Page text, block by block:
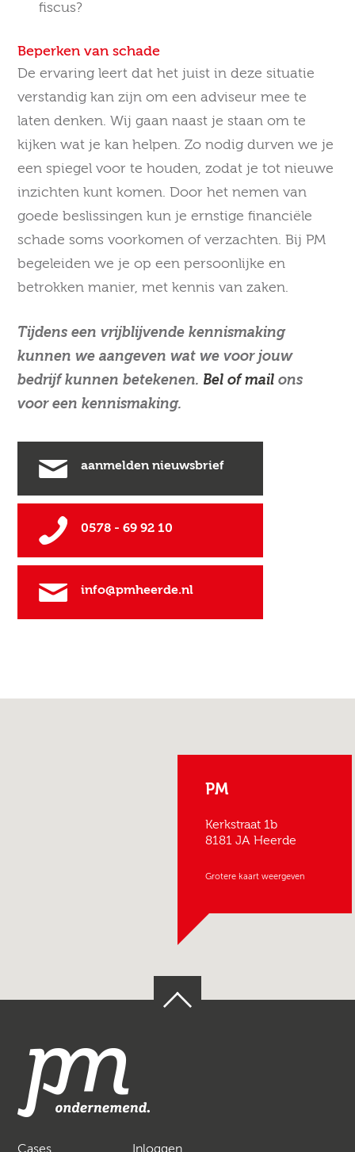
fiscus?
Beperken van schade
De ervaring leert dat het juist in deze situatie
verstandig kan zijn om een adviseur mee te
laten denken. Wij gaan naast je staan om te
kijken wat je kan helpen. Zo nodig durven we je
een spiegel voor te houden, zodat je tot nieuwe
inzichten kunt komen. Door het nemen van
goede beslissingen kun je ernstige financiële
schade soms voorkomen of verzachten. Bij PM
begeleiden we je op een persoonlijke en
betrokken manier, met kennis van zaken.
Tijdens een vrijblijvende kennismaking
kunnen we aangeven wat we voor jouw
bedrijf kunnen betekenen. Bel of mail ons
voor een kennismaking.
aanmelden nieuwsbrief
0578 - 69 92 10
info@pmheerde.nl
PM
Kerkstraat 1b
8181 JA Heerde
Grotere kaart weergeven